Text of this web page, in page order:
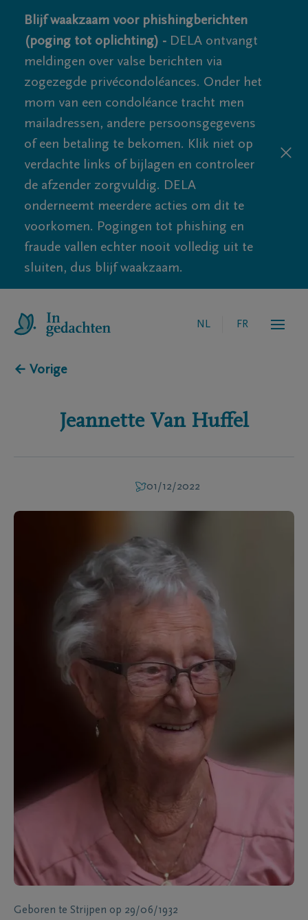
Blijf waakzaam voor phishingberichten
(poging tot oplichting) - DELA ontvangt
meldingen over valse berichten via
zogezegde privécondoléances. Onder het
mom van een condoléance tracht men
mailadressen, andere persoonsgegevens
of een betaling te bekomen. Klik niet op
verdachte links of bijlagen en controleer
de afzender zorgvuldig. DELA
onderneemt meerdere acties om dit te
voorkomen. Pogingen tot phishing en
fraude vallen echter nooit volledig uit te
sluiten, dus blijf waakzaam.
NL FR
← Vorige
Jeannette Van Huffel
01/12/2022
Geboren te Strijpen op 29/06/1932